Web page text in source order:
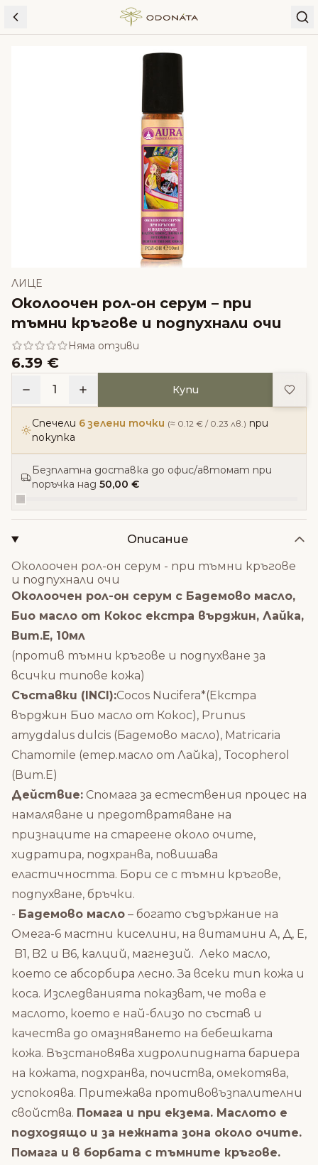
Skip to content
ЛИЦЕ
Околоочен рол-он серум – при
тъмни кръгове и подпухнали очи
Няма отзиви
6.39 €
1 Купи
Спечели 6 зелени точки (≈ 0.12 € / 0.23 лв.) при
покупка
Безплатна доставка до офис/автомат при
поръчка над 50,00 €
Описание
Околоочен рол-он серум - при тъмни кръгове
и подпухнали очи
Околоочен рол-он серум с Бадемово масло,
Био масло от Кокос екстра върджин, Лайка,
Вит.Е, 10мл
(против тъмни кръгове и подпухване за
всички типове кожа)
Съставки (INCI):Cocos Nucifera*(Екстра
върджин Био масло от Кокос), Prunus
amygdalus dulcis (Бадемово масло), Matricaria
Chamomile (етер.масло от Лайка), Tocopherol
(Вит.Е)
Действие: Спомага за естествения процес на
намаляване и предотвратяване на
признаците на стареене около очите,
хидратира, подхранва, повишава
еластичността. Бори се с тъмни кръгове,
подпухване, бръчки.
- Бадемово масло – богато съдържание на
Омега-6 мастни киселини, на витамини А, Д, Е,
B1, B2 и B6, калций, магнезий. Леко масло,
което се абсорбира лесно. За всеки тип кожа и
коса. Изследванията показват, че това е
маслото, което е най-близо по състав и
качества до омазняването на бебешката
кожа. Възстановява хидролипидната бариера
на кожата, подхранва, почиства, омекотява,
успокоява. Притежава противовъзпалителни
свойства. Помага и при екзема. Маслото е
подходящо и за нежната зона около очите.
Помага и в борбата с тъмните кръгове.